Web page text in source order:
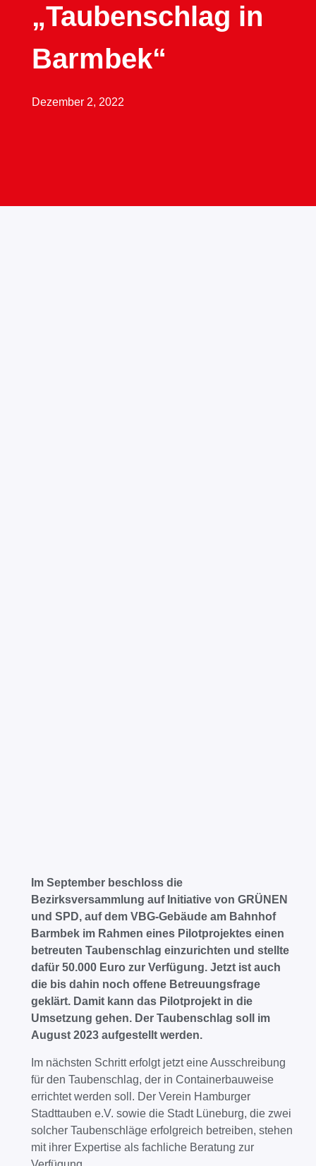
„Taubenschlag in
Barmbek“
Dezember 2, 2022
Im September beschloss die
Bezirksversammlung auf Initiative von GRÜNEN
und SPD, auf dem VBG-Gebäude am Bahnhof
Barmbek im Rahmen eines Pilotprojektes einen
betreuten Taubenschlag einzurichten und stellte
dafür 50.000 Euro zur Verfügung. Jetzt ist auch
die bis dahin noch offene Betreuungsfrage
geklärt. Damit kann das Pilotprojekt in die
Umsetzung gehen. Der Taubenschlag soll im
August 2023 aufgestellt werden.
Im nächsten Schritt erfolgt jetzt eine Ausschreibung
für den Taubenschlag, der in Containerbauweise
errichtet werden soll. Der Verein Hamburger
Stadttauben e.V. sowie die Stadt Lüneburg, die zwei
solcher Taubenschläge erfolgreich betreiben, stehen
mit ihrer Expertise als fachliche Beratung zur